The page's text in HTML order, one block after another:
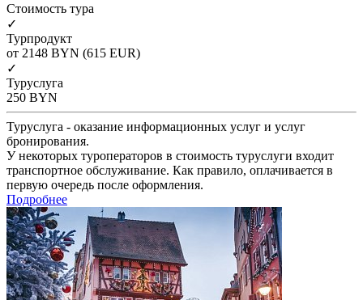
Cтоимость тура
✓
Турпродукт
от 2148 BYN (615 EUR)
✓
Туруслуга
250 BYN
Туруслуга - оказание информационных услуг и услуг
бронирования.
У некоторых туроператоров в стоимость туруслуги входит
транспортное обслуживание. Как правило, оплачивается в
первую очередь после оформления.
Подробнее